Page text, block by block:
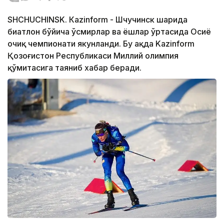
SHCHUCHINSK. Кazinform - Шчучинск шаҳрида
биатлон бўйича ўсмирлар ва ёшлар ўртасида Осиё
очиқ чемпионати якунланди. Бу ҳақда Kazinform
Қозоғистон Республикаси Миллий олимпия
қўмитасига таяниб хабар беради.